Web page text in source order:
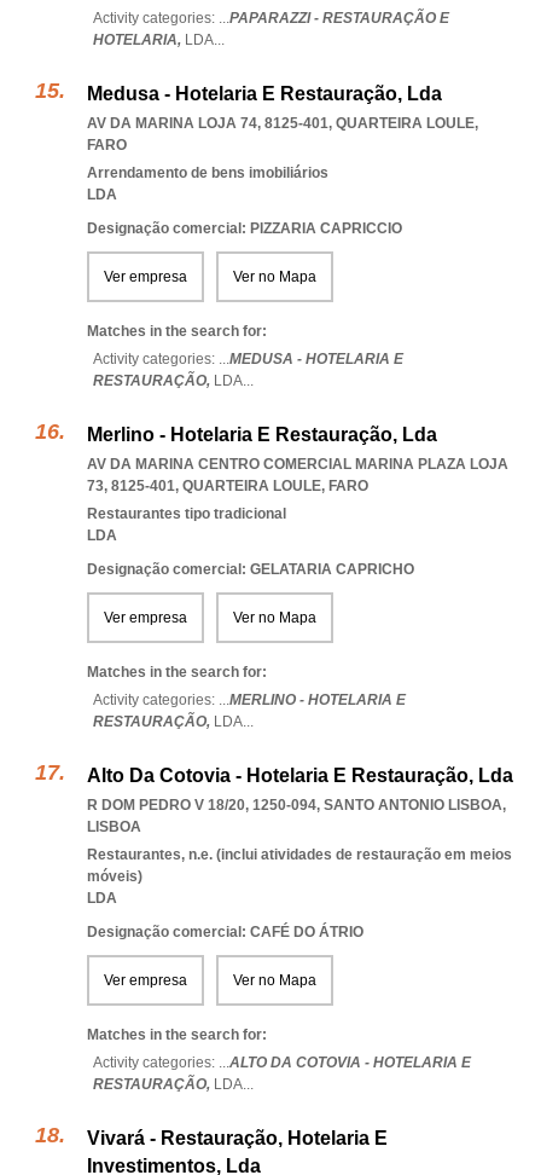
Activity categories: ...PAPARAZZI - RESTAURAÇÃO E
HOTELARIA, LDA...
Medusa - Hotelaria E Restauração, Lda
AV DA MARINA LOJA 74, 8125-401, QUARTEIRA LOULE,
FARO
Arrendamento de bens imobiliários
LDA
Designação comercial: PIZZARIA CAPRICCIO
Ver empresa Ver no Mapa
Matches in the search for:
Activity categories: ...MEDUSA - HOTELARIA E
RESTAURAÇÃO, LDA...
Merlino - Hotelaria E Restauração, Lda
AV DA MARINA CENTRO COMERCIAL MARINA PLAZA LOJA
73, 8125-401, QUARTEIRA LOULE, FARO
Restaurantes tipo tradicional
LDA
Designação comercial: GELATARIA CAPRICHO
Ver empresa Ver no Mapa
Matches in the search for:
Activity categories: ...MERLINO - HOTELARIA E
RESTAURAÇÃO, LDA...
Alto Da Cotovia - Hotelaria E Restauração, Lda
R DOM PEDRO V 18/20, 1250-094, SANTO ANTONIO LISBOA,
LISBOA
Restaurantes, n.e. (inclui atividades de restauração em meios
móveis)
LDA
Designação comercial: CAFÉ DO ÁTRIO
Ver empresa Ver no Mapa
Matches in the search for:
Activity categories: ...ALTO DA COTOVIA - HOTELARIA E
RESTAURAÇÃO, LDA...
Vivará - Restauração, Hotelaria E
Investimentos, Lda